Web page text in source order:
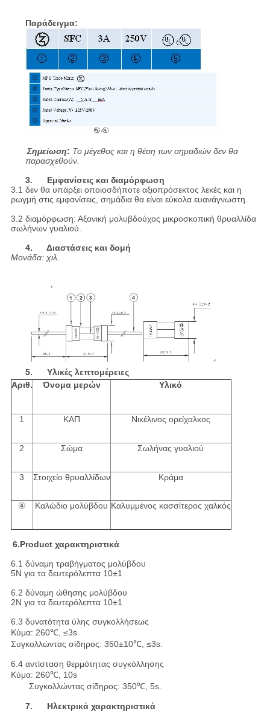
Παράδειγμα:
Σημείωση: Το μέγεθος και η θέση των σημαδιών δεν θα
παρασχεθούν.
3. Εμφανίσεις και διαμόρφωση
3.1 δεν θα υπάρξει οποιοσδήποτε αξιοπρόσεκτος λεκές και η
ρωγμή στις εμφανίσεις, σημάδια θα είναι εύκολα ευανάγνωστη.
3.2 διαμόρφωση: Αξονική μολυβδούχος μικροσκοπική θρυαλλίδα
σωλήνων γυαλιού.
4. Διαστάσεις και δομή
Μονάδα: χιλ.
5. Υλικές λεπτομέρειες
Αριθ.
Όνομα μερών Υλικό
1 ΚΑΠ Νικέλινος ορείχαλκος
2 Σώμα Σωλήνας γυαλιού
3 Στοιχείο θρυαλλίδων Κράμα
④ Καλώδιο μολύβδου Καλυμμένος κασσίτερος χαλκός
6.Product χαρακτηριστικά
6.1 δύναμη τραβήγματος μολύβδου
5N για τα δευτερόλεπτα 10±1
6.2 δύναμη ώθησης μολύβδου
2N για τα δευτερόλεπτα 10±1
6.3 δυνατότητα ύλης συγκολλήσεως
Κύμα: 260℃, ≤3s
Συγκολλώντας σίδηρος: 350±10℃, ≤3s.
6.4 αντίσταση θερμότητας συγκόλλησης
Κύμα: 260℃, 10s
Συγκολλώντας σίδηρος: 350℃, 5s.
7. Ηλεκτρικά χαρακτηριστικά